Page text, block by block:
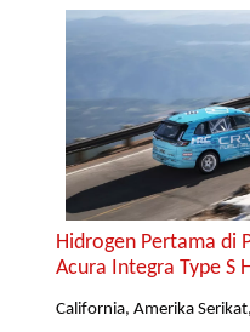
Hidrogen Pertama di
Acura Integra Type S
California, Amerika